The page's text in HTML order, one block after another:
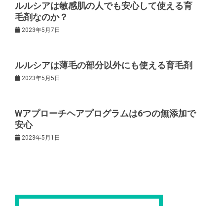
シ
ン
ルルシアは敏感肌の人でも安心して使える育
毛剤なのか？
2023年5月7日
ルルシアは薄毛の部分以外にも使える育毛剤
2023年5月5日
Wアプローチヘアプログラムは6つの無添加で
安心
2023年5月1日